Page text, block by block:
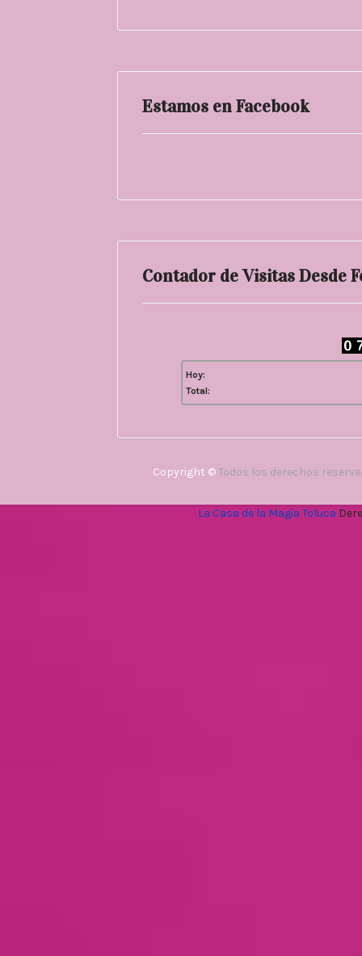
Estamos en Facebook
Contador de Visitas Desde
Hoy:
Total:
Copyright ©Todos los derechos
La Casa de la Magia Toluca